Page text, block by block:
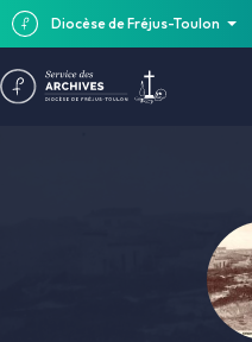
Diocèse de Fréjus-Toulon